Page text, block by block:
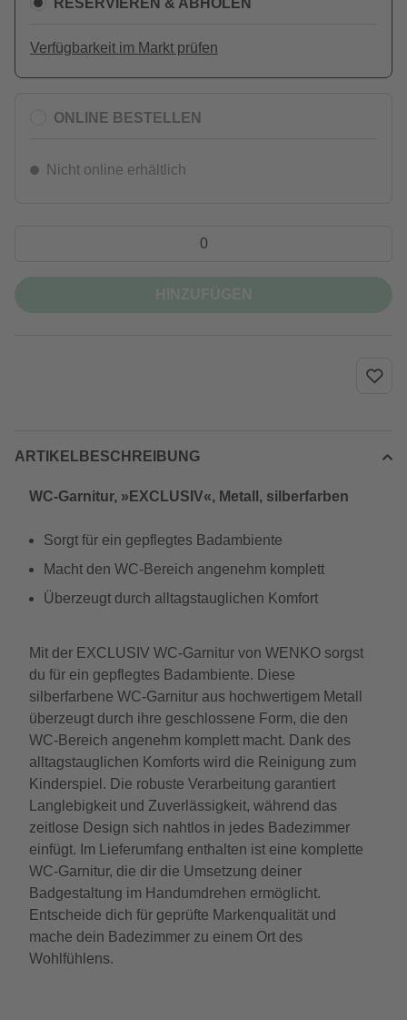
Verfügbarkeit im Markt prüfen
ONLINE BESTELLEN
Nicht online erhältlich
ARTIKELBESCHREIBUNG
WC-Garnitur, »EXCLUSIV«, Metall, silberfarben
Sorgt für ein gepflegtes Badambiente
Macht den WC-Bereich angenehm komplett
Überzeugt durch alltagstauglichen Komfort
Mit der EXCLUSIV WC-Garnitur von WENKO sorgst
du für ein gepflegtes Badambiente. Diese
silberfarbene WC-Garnitur aus hochwertigem Metall
überzeugt durch ihre geschlossene Form, die den
WC-Bereich angenehm komplett macht. Dank des
alltagstauglichen Komforts wird die Reinigung zum
Kinderspiel. Die robuste Verarbeitung garantiert
Langlebigkeit und Zuverlässigkeit, während das
zeitlose Design sich nahtlos in jedes Badezimmer
einfügt. Im Lieferumfang enthalten ist eine komplette
WC-Garnitur, die dir die Umsetzung deiner
Badgestaltung im Handumdrehen ermöglicht.
Entscheide dich für geprüfte Markenqualität und
mache dein Badezimmer zu einem Ort des
Wohlfühlens.